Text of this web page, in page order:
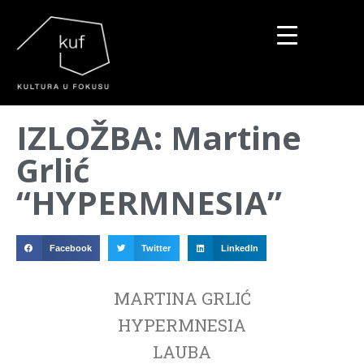
IZLOŽBA: Martine
Grlić
“HYPERMNESIA”
Facebook Twitter LinkedIn
MARTINA GRLIĆ
HYPERMNESIA
LAUBA
▼